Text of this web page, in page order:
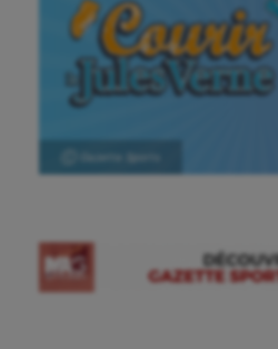
Ⓒ Gazette Sports